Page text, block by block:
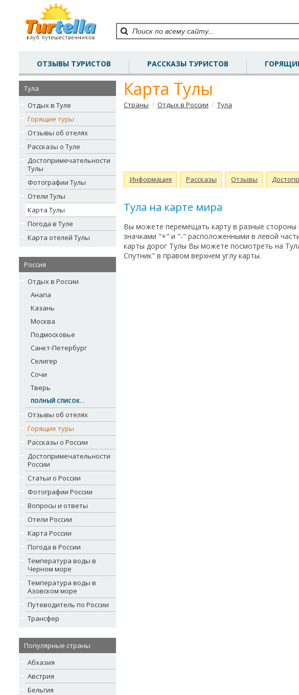
ОТЗЫВЫ ТУРИСТОВ РАССКАЗЫ ТУРИСТОВ
Тула
Отдых в Туле
Горящие туры
Отзывы об отелях
Рассказы о Туле
Достопримечательности
Тулы
Фотографии Тулы
Отели Тулы
Карта Тулы
Погода в Туле
Карта отелей Тулы
Россия
Отдых в России
Анапа
Казань
Москва
Подмосковье
Санкт-Петербург
Селигер
Сочи
Тверь
ПОЛНЫЙ СПИСОК...
Отзывы об отелях
Горящие туры
Рассказы о России
Достопримечательности
России
Статьи о России
Фотографии России
Вопросы и ответы
Отели России
Карта России
Погода в России
Температура воды в
Черном море
Температура воды в
Азовском море
Путеводитель по России
Трансфер
Популярные страны
Абхазия
Австрия
Бельгия
Карта Тулы
Страны / Отдых в России / Тула
Информация Рассказы Отзывы
Тула на карте мира
Вы можете перемещать карту в разные
значками "+" и "-" расположенными в левой
карты дорог Тулы Вы можете посмотреть на
Спутник" в правом верхнем углу карты.